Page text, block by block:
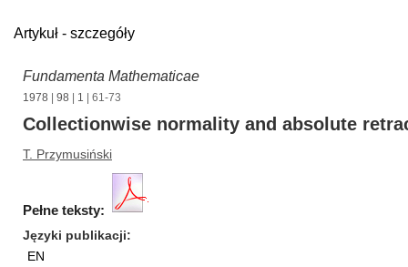
Artykuł - szczegóły
Fundamenta Mathematicae
1978 98 1 | 61-73
Collectionwise normality and absolute
T. Przymusiński
Pełne teksty:
Języki publikacji
EN